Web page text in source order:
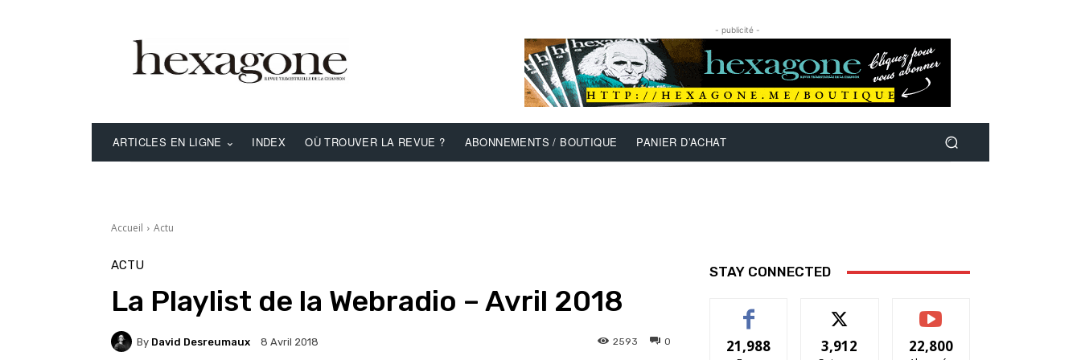
- publicité -
ARTICLES EN LIGNE INDEX OÙ TROUVER LA REVUE ? ABONNEMENTS / BOUTIQUE PANIER D’ACHAT
Accueil Actu
ACTU
La Playlist de la Webradio – Avril 2018
By David Desreumaux 8 Avril 2018 0
2593
STAY CONNECTED
21,988 3,912 22,800